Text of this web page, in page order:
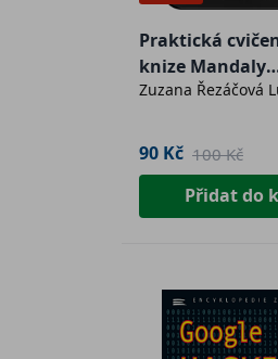
Praktická
knize Mandaly
sebepoznání e-
Zuzana Řezáčová
90 Kč 100 Kč
Přidat do